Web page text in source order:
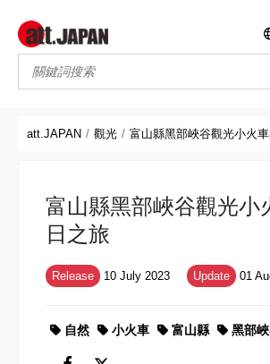
Translations title cont
att.JAPAN 觀光 富山縣黑部峽谷觀光小火
富山縣黑部峽谷觀光小
日之旅
Release 10 July 2023 Update 01
自然 小火車 富山縣 黑部